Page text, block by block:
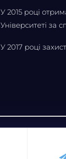
У 2015 році
Університеті за
У 2017 році